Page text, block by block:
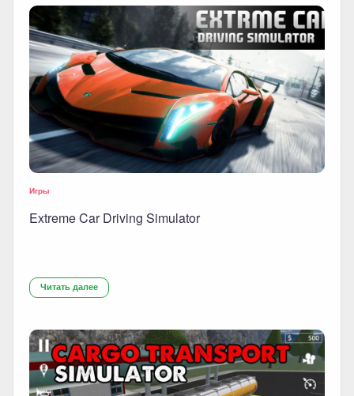
Игры
Extreme Car Driving Simulator
Читать далее